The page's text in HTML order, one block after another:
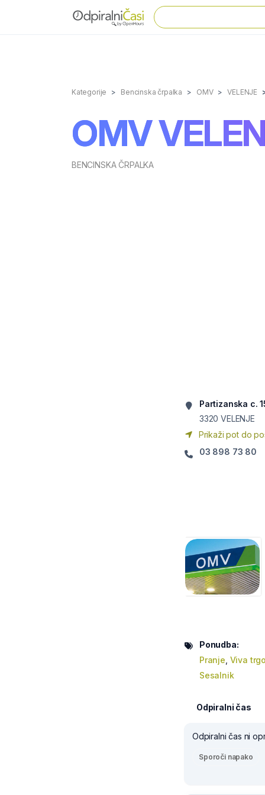
Kategorije Bencinska črpalka OMV VELENJE
OMV
BENCINSKA ČRPALKA
Partizanska c.
3320 VELENJE
Prikaži pot do
03 898 73 80
Ponudba:
Pranje Viva
Sesalnik
Odpiralni čas
Odpiralni čas ni
Sporoči napako